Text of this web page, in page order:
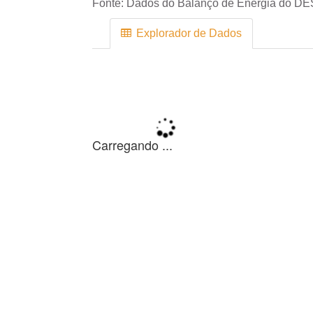
Fonte: Dados do Balanço de Energia do
Explorador de Dados